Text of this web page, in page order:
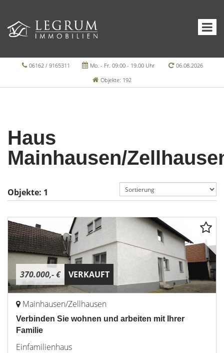
06162 / 9165311 Mo. - Fr. 09.00 - 19.00 Uhr
06.08.2026
Objekte: 192
Haus
Mainhausen/
Objekte: 1
370.000,- € VERKAUFT
Mainhausen/Zellhausen
Verbinden Sie wohnen und arbeiten mit Ihrer
Familie
Einfamilienhaus